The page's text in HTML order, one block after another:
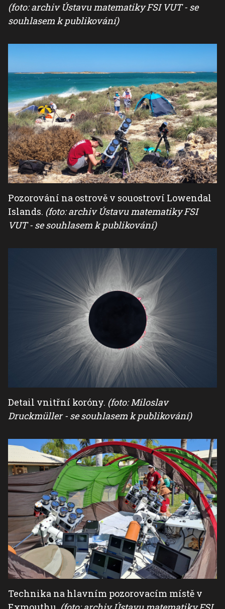
(foto: archiv Ústavu matematiky FSI VUT - se
souhlasem k publikování)
Pozorování na ostrově v souostroví Lowendal
Islands. (foto: archiv Ústavu matematiky FSI
VUT - se souhlasem k publikování)
Detail vnitřní koróny. (foto: Miloslav
Druckmüller - se souhlasem k publikování)
Technika na hlavním pozorovacím místě v